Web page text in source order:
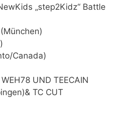
„step2Kidz“ Battle
Canada)
UND TEECAIN
TC CUT